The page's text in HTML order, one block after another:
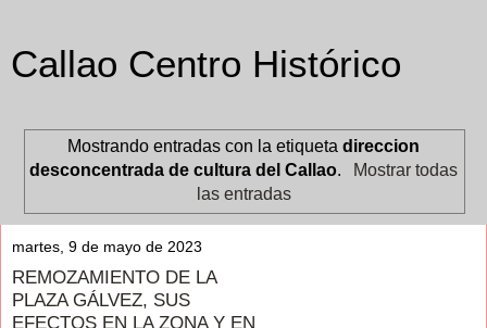
Callao Centro Histórico
Mostrando entradas con la etiqueta direccion
desconcentrada de cultura del Callao.
Mostrar todas
las entradas
martes, 9 de mayo de 2023
REMOZAMIENTO DE LA
PLAZA GÁLVEZ, SUS
EFECTOS EN LA ZONA Y EN